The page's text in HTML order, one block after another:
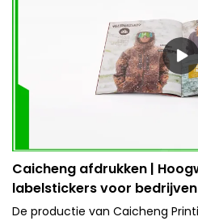
Caicheng afdrukken |
labelstickers voor bedrijven
De productie van Caicheng